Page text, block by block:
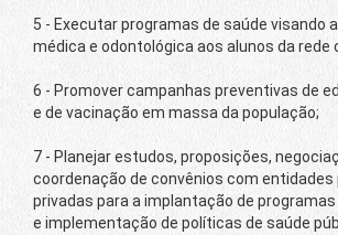
5 - Executar programas de saúde visando
médica e odontológica aos alunos da rede
6 - Promover campanhas preventivas de
e de vacinação em massa da população;
7 - Planejar estudos, proposições,
coordenação de convênios com entidades
privadas para a implantação de programas
e implementação de políticas de saúde